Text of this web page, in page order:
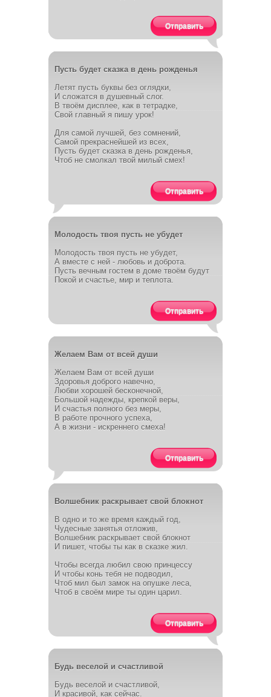
Отправить
Пусть будет сказка в день рожденья
Летят пусть буквы без оглядки,
И сложатся в душевный слог.
В твоём дисплее, как в тетрадке,
Свой главный я пишу урок!
Для самой лучшей, без сомнений,
Самой прекраснейшей из всех,
Пусть будет сказка в день рожденья,
Чтоб не смолкал твой милый смех!
Отправить
Молодость твоя пусть не убудет
Молодость твоя пусть не убудет,
А вместе с ней - любовь и доброта.
Пусть вечным гостем в доме твоём будут
Покой и счастье, мир и теплота.
Отправить
Желаем Вам от всей души
Желаем Вам от всей души
Здоровья доброго навечно,
Любви хорошей бесконечной,
Большой надежды, крепкой веры,
И счастья полного без меры,
В работе прочного успеха,
А в жизни - искреннего смеха!
Отправить
Волшебник раскрывает свой блокнот
В одно и то же время каждый год,
Чудесные занятья отложив,
Волшебник раскрывает свой блокнот
И пишет, чтобы ты как в сказке жил.
Чтобы всегда любил свою принцессу
И чтобы конь тебя не подводил,
Чтоб мил был замок на опушке леса,
Чтоб в своём мире ты один царил.
Отправить
Будь веселой и счастливой
Будь веселой и счастливой,
И красивой, как сейчас.